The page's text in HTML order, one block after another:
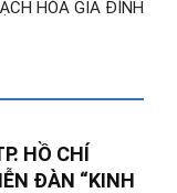
HÓA GIA ĐÌNH
HỒ CHÍ
ĐÀN “KINH